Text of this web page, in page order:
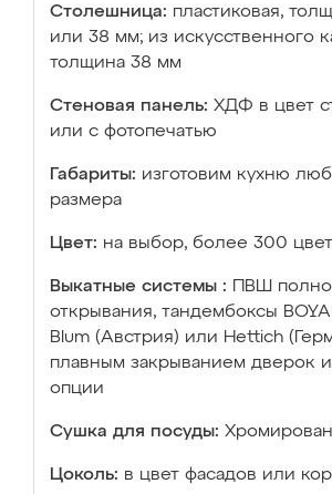
Столешница: пластиковая,
или 38 мм; из искусственного
толщина 38 мм
Стеновая панель: ХДФ в цвет
или с фотопечатью
Габариты: изготовим кухню
размера
Цвет: на выбор, более 300
Выкатные системы :
ПВШ
открывания, тандембоксы
Blum (Австрия) или Hettich
плавным закрыванием дверок
опции
Сушка для посуды:
Цоколь: в цвет фасадов или